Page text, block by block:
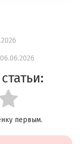
первым.